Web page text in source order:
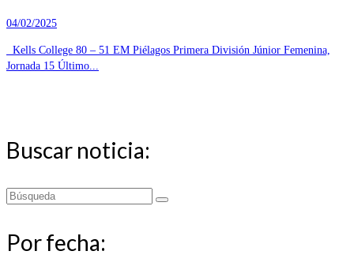
04/02/2025
Kells College 80 – 51 EM Piélagos Primera División Júnior Femenina,
Jornada 15 Último...
Buscar noticia:
Buscar
Por fecha: